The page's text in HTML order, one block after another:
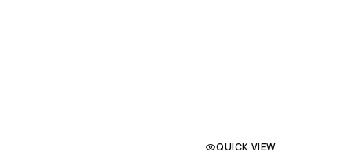
QUICK VIEW